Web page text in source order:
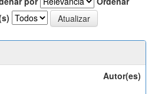
Autor(es)